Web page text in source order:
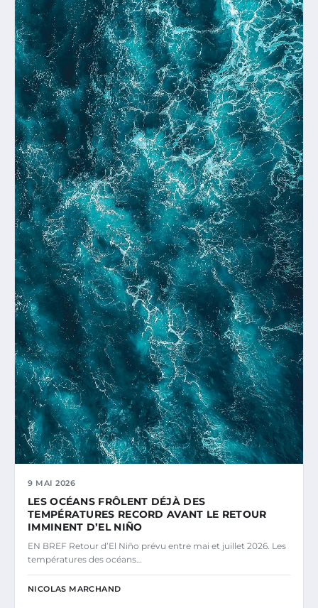
9 MAI 2026
LES OCÉANS FRÔLENT DÉJÀ DES
TEMPÉRATURES RECORD AVANT LE RETOUR
IMMINENT D’EL NIÑO
EN BREF Retour d’El Niño prévu entre mai et juillet 2026. Les
températures des océans…
NICOLAS MARCHAND